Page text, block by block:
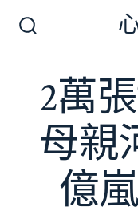
換
開2萬
母親
億